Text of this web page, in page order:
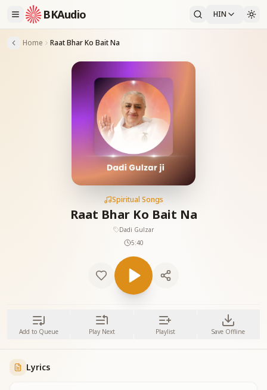
BKAudio HIN
Home Raat Bhar Ko Bait Na
Spiritual Songs
Raat Bhar Ko Bait Na
Dadi Gulzar
5:40
Add to Queue Play Next Playlist Save Offline
Lyrics